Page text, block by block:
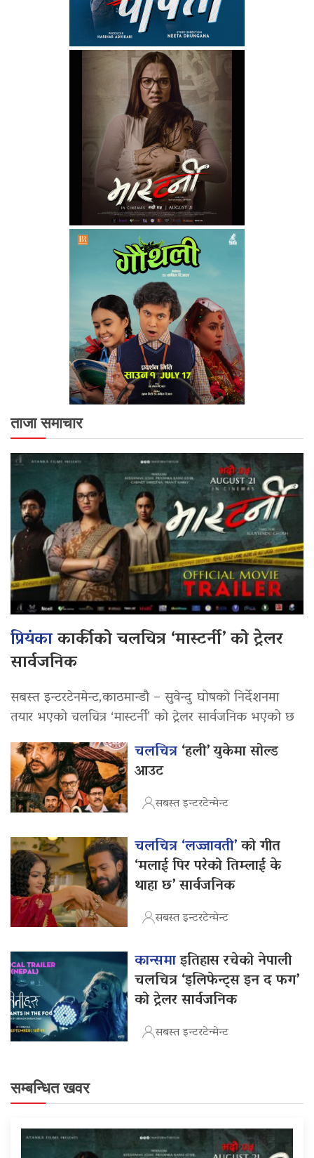
ताजा समाचार
प्रियंकाकार्कीको चलचित्र ‘मास्टर्नी’ को ट्रेलर
सार्वजनिक
सबस्त इन्टरटेनमेन्ट,काठमान्डौ – सुवेन्दु घोषको निर्देशनमा
तयार भएको चलचित्र ‘मास्टर्नी’ को ट्रेलर सार्वजनिक भएको छ
चलचित्र‘हली’ युकेमा सोल्ड
आउट
सबस्त इन्टरटेन्मेन्ट
चलचित्र ‘लज्जावती’को गीत
‘मलाई पिर परेको तिम्लाई के
थाहा छ’ सार्वजनिक
सबस्त इन्टरटेन्मेन्ट
कान्समाइतिहास रचेको नेपाली
चलचित्र ‘इलिफेन्ट्स इन द फग’
को ट्रेलर सार्वजनिक
सबस्त इन्टरटेन्मेन्ट
सम्बन्धित खवर